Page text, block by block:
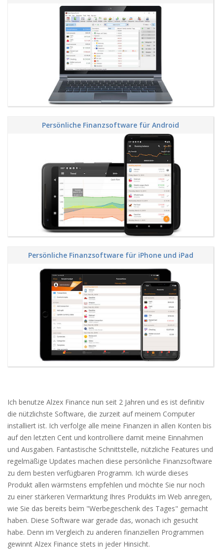
Persönliche Finanzsoftware für Android
Persönliche Finanzsoftware für iPhone und iPad
Ich benutze Alzex Finance nun seit 2 Jahren und es ist definitiv
die nützlichste Software, die zurzeit auf meinem Computer
installiert ist. Ich verfolge alle meine Finanzen in allen Konten bis
auf den letzten Cent und kontrolliere damit meine Einnahmen
und Ausgaben. Fantastische Schnittstelle, nützliche Features und
regelmäßige Updates machen diese persönliche Finanzsoftware
zu dem besten verfügbaren Programm. Ich würde dieses
Produkt allen wärmstens empfehlen und möchte Sie nur noch
zu einer stärkeren Vermarktung Ihres Produkts im Web anregen,
wie Sie das bereits beim "Werbegeschenk des Tages" gemacht
haben. Diese Software war gerade das, wonach ich gesucht
habe. Denn im Vergleich zu anderen finanziellen Programmen
gewinnt Alzex Finance stets in jeder Hinsicht.